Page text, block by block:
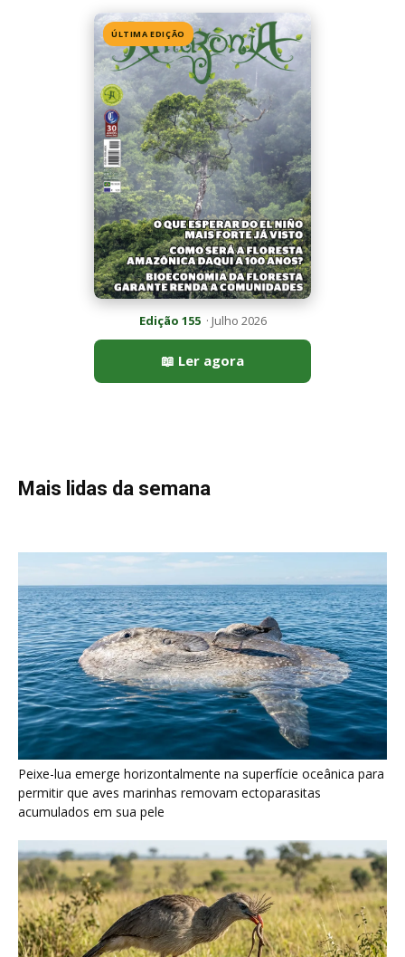
ÚLTIMA EDIÇÃO
Edição 155· Julho 2026
📖 Ler agora
Mais lidas da semana
Peixe-lua emerge horizontalmente na superfície oceânica para
permitir que aves marinhas removam ectoparasitas
acumulados em sua pele